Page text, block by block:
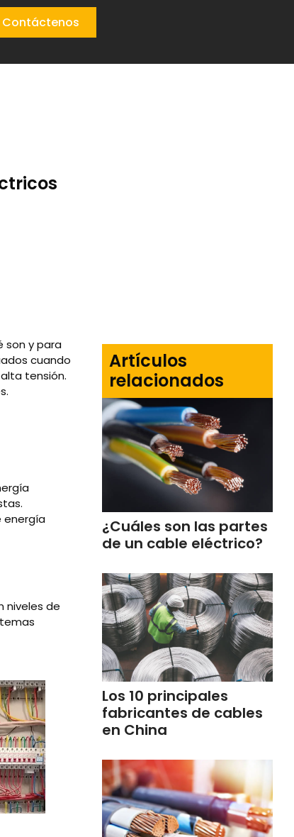
Contáctenos
son y para
cuando
tensión.
energía
niveles de
Artículos
relacionados
¿Cuáles son las partes
de un cable eléctrico?
Los 10 principales
fabricantes de cables
en China